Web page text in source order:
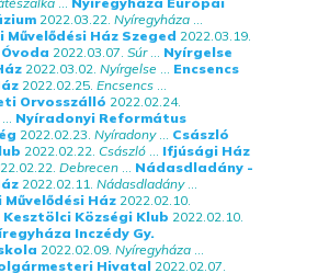
2022.03.22. Nyíregyháza ...
Ház Szeged 2022.03.19.
2022.03.07. Súr... Nyírgelse
2022.03.02. Nyírgelse ... Encsencs
2022.02.25. Encsencs ...
Orvosszálló 2022.02.24.
... Nyíradonyi Református
2022.02.23. Nyíradony... Császló
2022.02.22. Császló ... Ifjúsági Ház
Debrecen ... Nádasdladány -
2022.02.11. Nádasdladány...
Ház 2022.02.10.
Kesztölci Községi Klub 2022.02.10.
Inczédy Gy.
2022.02.09. Nyíregyháza ...
Hivatal 2022.02.07.